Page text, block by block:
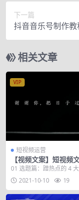
下一篇
抖音音乐号制作
相关文章
VIP
短视频运营
【视频文案】短视频
款写法和万能公式
01 选题篇：蹭热点的 4
往爆款的最短路径 02 选题
文案必...
2021-10-10 19